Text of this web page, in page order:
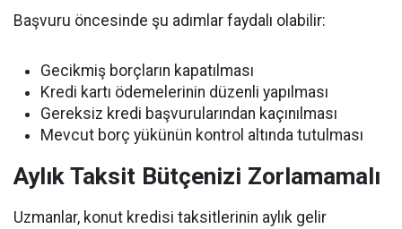
Başvuru öncesinde şu adımlar faydalı olabilir:
Gecikmiş borçların kapatılması
Kredi kartı ödemelerinin düzenli yapılması
Gereksiz kredi başvurularından kaçınılması
Mevcut borç yükünün kontrol altında tutulması
Aylık Taksit Bütçenizi Zorlamamalı
Uzmanlar, konut kredisi taksitlerinin aylık gelir